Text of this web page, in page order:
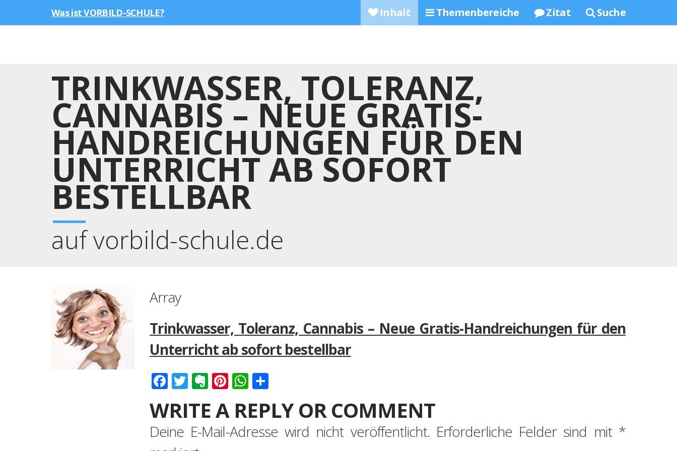
Was ist VORBILD-SCHULE? Inhalt Themenbereiche Zitat Suche
TRINKWASSER, TOLERANZ,
CANNABIS – NEUE GRATIS-
HANDREICHUNGEN FÜR DEN
UNTERRICHT AB SOFORT
BESTELLBAR
auf vorbild-schule.de
Array
Trinkwasser, Toleranz, Cannabis – Neue Gratis-Handreichungen für den
Unterricht ab sofort bestellbar
Facebook
Twitter
Evernote
Pinterest
WhatsApp
WRITE A REPLY OR COMMENT
Deine E-Mail-Adresse wird nicht veröffentlicht. Erforderliche Felder sind mit *